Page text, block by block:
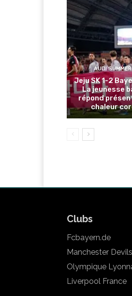
AUDI
Jeju SK 1-2
La jeunesse
répond
chaleur
Clubs
Fcbayern.de
Manchester Devils
Olympique
Liverpool France